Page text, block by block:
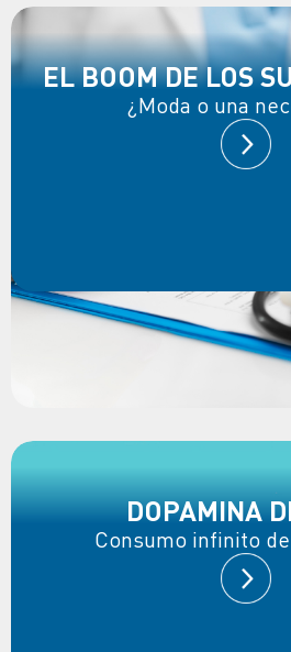
EL BOOM DE LOS
¿Moda o una
DOPAMINA
Consumo infinito